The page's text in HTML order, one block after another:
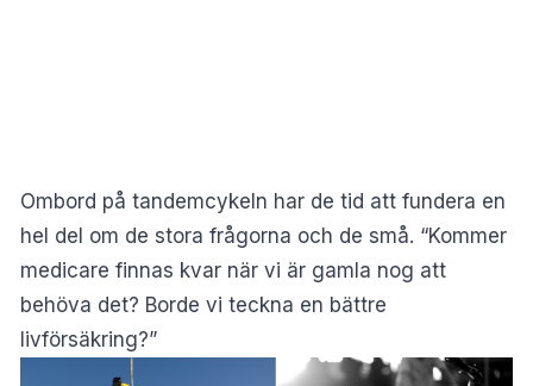
Ombord på tandemcykeln har de tid att fundera en
hel del om de stora frågorna och de små. “Kommer
medicare finnas kvar när vi är gamla nog att
behöva det? Borde vi teckna en bättre
livförsäkring?”